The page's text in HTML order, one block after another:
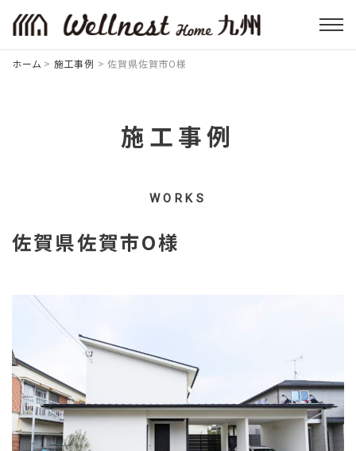
ホーム > 施工事例 >佐賀県佐賀市O様
施工事例
WORKS
佐賀県佐賀市O様